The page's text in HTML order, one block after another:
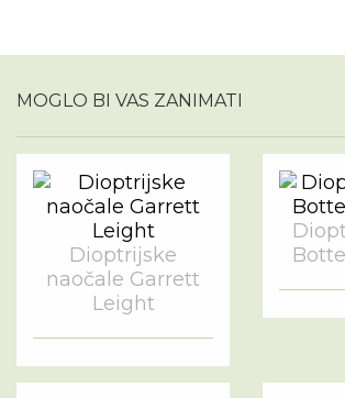
MOGLO BI VAS ZANIMATI
Dioptrijske
naočale Garrett
Leight